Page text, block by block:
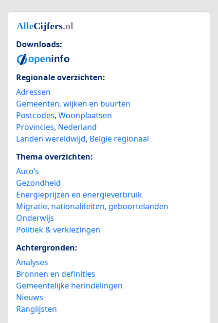
Downloads:
Regionale overzichten:
Adressen
Gemeenten, wijken en buurten
Postcodes, Woonplaatsen
Provincies, Nederland
Landen wereldwijd, België regionaal
Thema overzichten:
Auto’s
Gezondheid
Energieprijzen en energieverbruik
Migratie, nationaliteiten, geboortelanden
Onderwijs
Politiek & verkiezingen
Achtergronden:
Analyses
Bronnen en definities
Gemeentelijke herindelingen
Nieuws
Ranglijsten